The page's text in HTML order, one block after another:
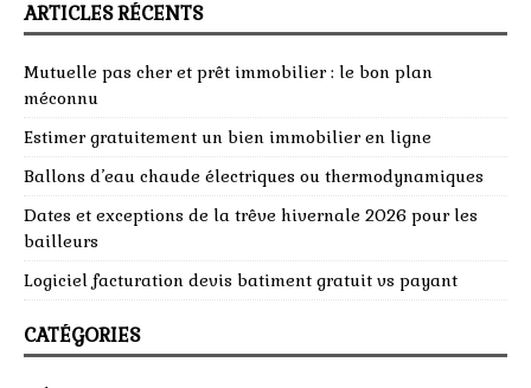
ARTICLES RÉCENTS
Mutuelle pas cher et prêt immobilier : le bon plan
méconnu
Estimer gratuitement un bien immobilier en ligne
Ballons d’eau chaude électriques ou thermodynamiques
Dates et exceptions de la trêve hivernale 2026 pour les
bailleurs
Logiciel facturation devis batiment gratuit vs payant
CATÉGORIES